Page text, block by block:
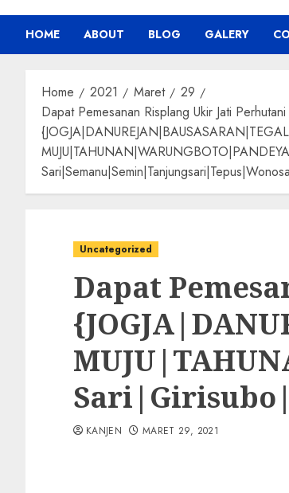
HOME ABOUT BLOG GALERY
Home 2021 Maret
29
Dapat Pemesanan Risplang Ukir Jati
Uncategorized
Dapat
KANJEN MARET 29, 2021